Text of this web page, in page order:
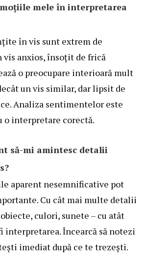
mele în interpretarea
în vis sunt extrem de
vis anxios, însoțit de frică
o preocupare interioară mult
un vis similar, dar lipsit de
Analiza sentimentelor este
o interpretare corectă.
să-mi amintesc detalii
aparent nesemnificative pot
Cu cât mai multe detalii
culori, sunete – cu atât
interpretarea. Încearcă să notezi
imediat după ce te trezești.